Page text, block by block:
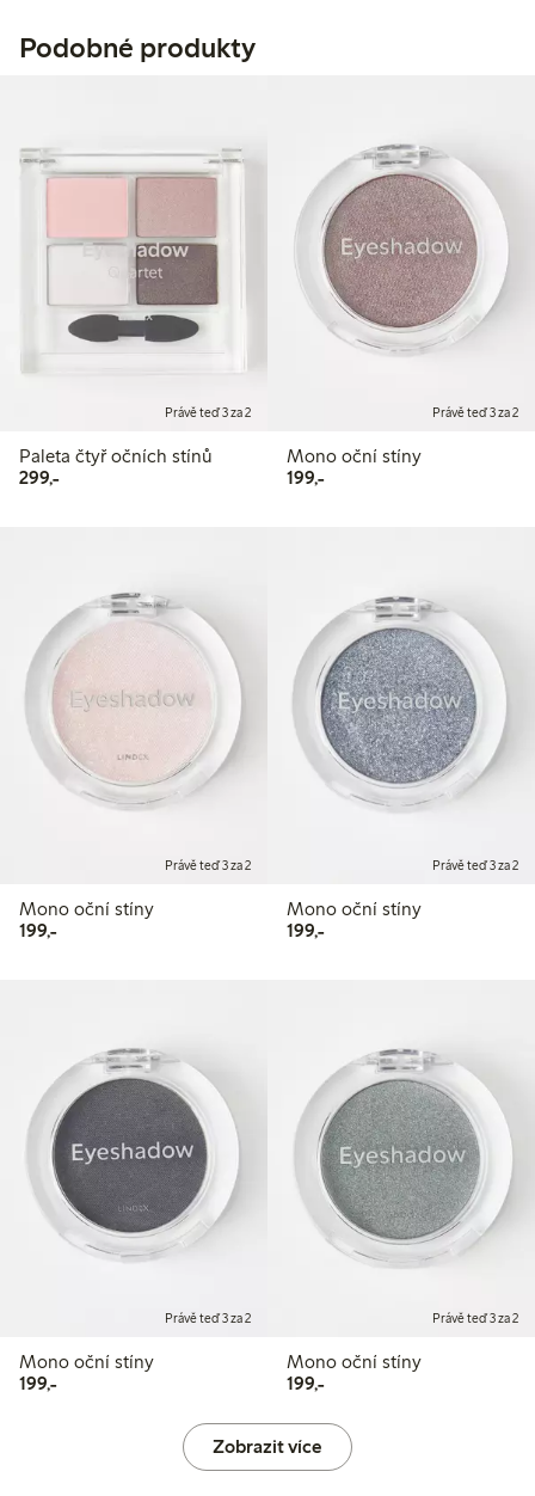
Podobné produkty
Právě teď 3 za 2
Paleta čtyř očních stínů
299,-299,00 Kč
Právě teď 3 za 2
Mono oční stíny
199,-199,00 Kč
Právě teď 3 za 2
Mono oční stíny
199,-199,00 Kč
Právě teď 3 za 2
Mono oční stíny
199,-199,00 Kč
Právě teď 3 za 2
Mono oční stíny
199,-199,00 Kč
Právě teď 3 za 2
Mono oční stíny
199,-199,00 Kč
Zobrazit více